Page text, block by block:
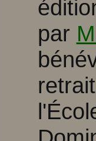
par